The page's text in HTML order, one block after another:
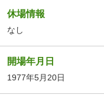
休場情報
なし
開場年月日
1977年5月20日